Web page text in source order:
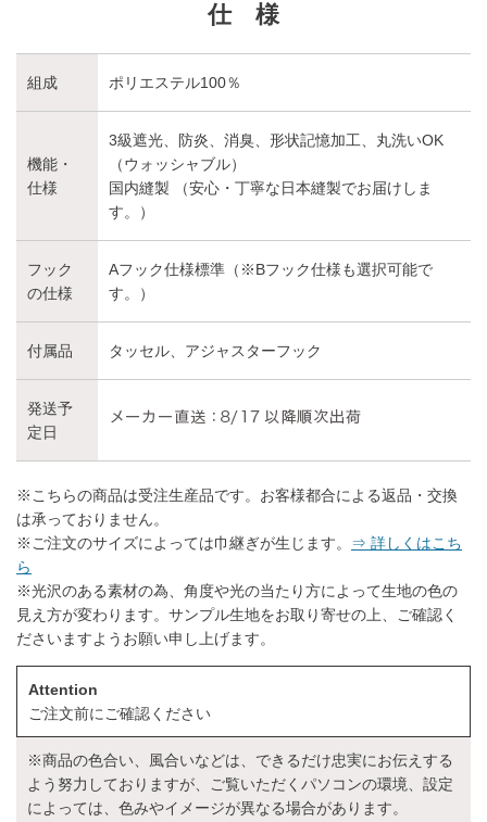
仕 様
組成 ポリエステル100％
機能・
仕様
3級遮光、防炎、消臭、形状記憶加工、丸洗いOK
（ウォッシャブル）
国内縫製 （安心・丁寧な日本縫製でお届けしま
す。）
フック
の仕様
Aフック仕様標準（※Bフック仕様も選択可能で
す。）
付属品 タッセル、アジャスターフック
発送予
定日
※こちらの商品は受注生産品です。お客様都合による返品・交換
は承っておりません。
※ご注文のサイズによっては巾継ぎが生じます。
⇒ 詳しくはこち
ら
※光沢のある素材の為、角度や光の当たり方によって生地の色の
見え方が変わります。サンプル生地をお取り寄せの上、ご確認く
ださいますようお願い申し上げます。
Attention
ご注文前にご確認ください
※商品の色合い、風合いなどは、できるだけ忠実にお伝えする
よう努力しておりますが、ご覧いただくパソコンの環境、設定
によっては、色みやイメージが異なる場合があります。